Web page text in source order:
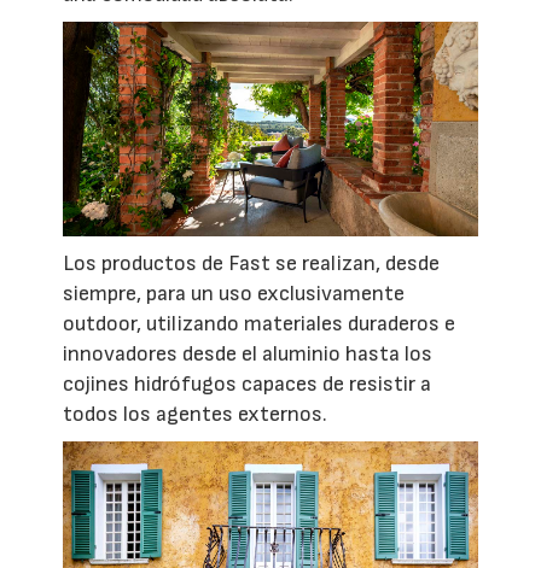
Los productos de Fast se realizan, desde
siempre, para un uso exclusivamente
outdoor, utilizando materiales duraderos e
innovadores desde el aluminio hasta los
cojines hidrófugos capaces de resistir a
todos los agentes externos.